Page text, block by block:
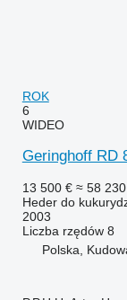
ROK
6
WIDEO
Geringhoff RD
13 500 € ≈ 58 230
Heder do
2003
Liczba rzędów 8
Polska,